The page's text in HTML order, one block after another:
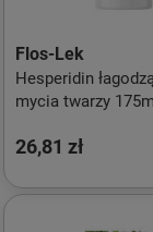
Flos-Lek
Hesperidin
mycia twarzy 175ml
26,81 zł